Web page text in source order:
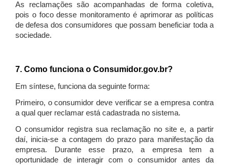
As reclamações são acompanhadas de forma coletiva,
pois o foco desse monitoramento é aprimorar as políticas
de defesa dos consumidores que possam beneficiar toda a
sociedade.
7. Como funciona o Consumidor.gov.br?
Em síntese, funciona da seguinte forma:
Primeiro, o consumidor deve verificar se a empresa contra
a qual quer reclamar está cadastrada no sistema.
O consumidor registra sua reclamação no site e, a partir
daí, inicia-se a contagem do prazo para manifestação da
empresa. Durante esse prazo, a empresa tem a
oportunidade de interagir com o consumidor antes da